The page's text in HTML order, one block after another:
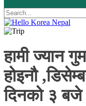
हामी ज्यान
होइनौ
दिनको ३